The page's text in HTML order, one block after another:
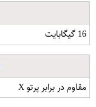
16 گیگابایت
مقاوم در برابر پرتو X